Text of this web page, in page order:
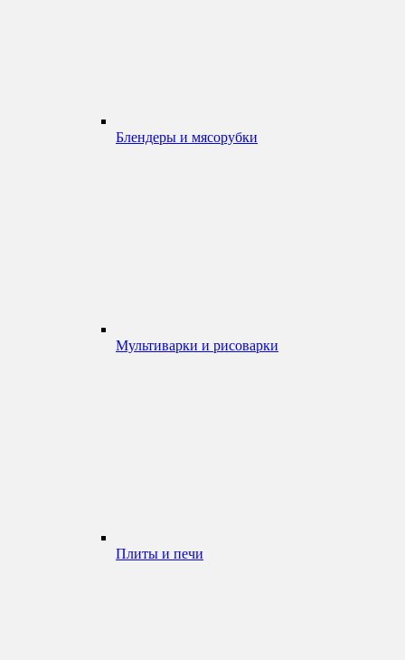
Блендеры и мясорубки
Мультиварки и рисоварки
Плиты и печи